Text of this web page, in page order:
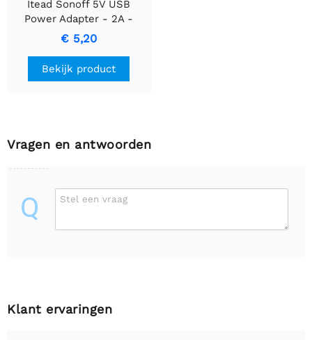
Itead Sonoff 5V USB
Power Adapter - 2A -
Type E/F
€ 5,20
Bekijk product
Vragen en antwoorden
Q Stel een vraag
Klant ervaringen